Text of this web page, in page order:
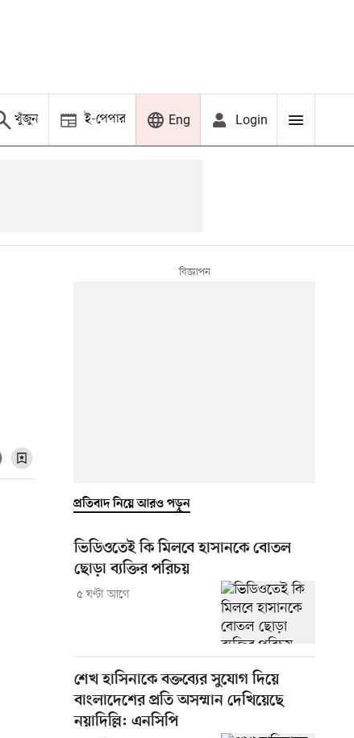
খুঁজুন ই-পেপার Eng Login
প্রতিবাদ নিয়ে আরও পড়ুন
ভিডিওতেই কি মিলবে হাসানকে বোতল
ছোড়া ব্যক্তির পরিচয়
৫ ঘণ্টা আগে
শেখ হাসিনাকে বক্তব্যের সুযোগ দিয়ে
বাংলাদেশের প্রতি অসম্মান দেখিয়েছে
নয়াদিল্লি: এনসিপি